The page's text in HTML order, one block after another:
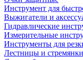
Инструмент для
Выжигатели и
Гидравлические
Измерительные
Инструменты для
Лестницы и стремянки